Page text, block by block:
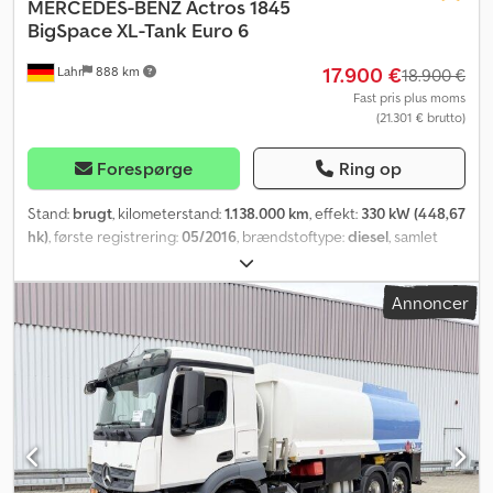
Lahr 888 km
MERCEDES-BENZActros 1845
BigSpace XL-Tank Euro 6
17.900 €18.900 €
Fast pris plus moms
(21.301 € brutto)
Forespørge Ring op
Stand: brugt, kilometerstand:1.138.000 km, effekt: 330 kW (448,67
hk), første registrering:05/2016, brændstoftype:diesel, samlet
, akslekonfiguration:
automatisk, emissionsklasse:Euro 6, Udstyr:ABS, elektronisk
stabilitetsprogram (ESP), klimaanlæg, parkeringsvarmer,
Mercedes-Benz Actros 1845 BigSpace | XL-tank | Euro 6 For
forespørgsler: 0726627 * Stand: meget god * Motor: 330 kW / 450
hk * Motorbremse forstærket * ABS * ASR * ESP *
Differentialespærre bagaksel * Emissionsstandard EURO 6 *
AdBlue * Actros 4 * Lydsystem: CD-radio (Bluetooth) * Sidespejl,
højre side, med manøvreringsfunktion * Opbevaringsrum over
fører-/midter-/passagersæde * Tagluge, elektrisk * 2 sovepladser *
Annoncer